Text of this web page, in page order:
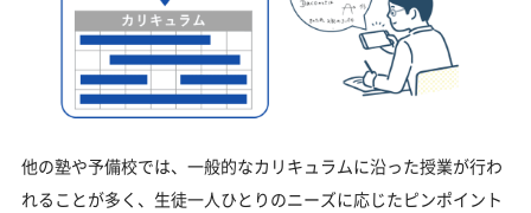
他の塾や予備校では、一般的なカリキュラムに沿った授業が行わ
れることが多く、生徒一人ひとりのニーズに応じたピンポイント